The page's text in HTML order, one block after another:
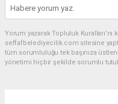
Yorum yazarak Topluluk
seffafbelediyecilik.com sitesine
tüm sorumluluğu tek başınıza
yönetimi hiçbir şekilde sorumlu